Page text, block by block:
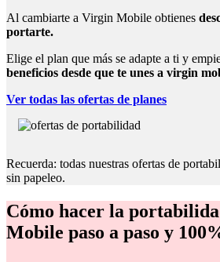
Al cambiarte a Virgin Mobile obtienes
portarte.
Elige el plan que más se adapte a ti y
beneficios desde que te unes a virgin
Ver todas las ofertas de planes
Recuerda: todas nuestras ofertas de
sin papeleo.
Cómo hacer la
Mobile paso a paso y